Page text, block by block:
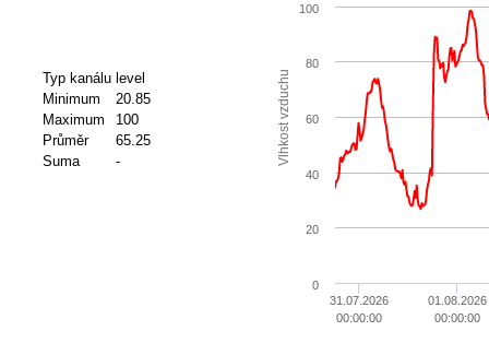
Typ kanálu level
Minimum
20.85
Maximum
100
Průměr
65.25
Suma
- Vlhkost vzduchu
31.07.2026
00:00:00
01.08.2026
00:00:00
0
20
40
60
80
100